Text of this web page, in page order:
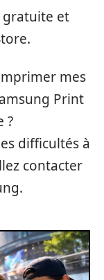
gratuite et
mes
Print
?
difficultés à
contacter